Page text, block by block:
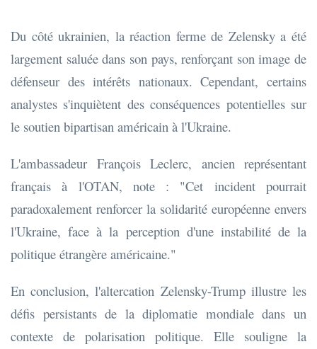
Du côté ukrainien, la réaction ferme de Zelensky a été
largement saluée dans son pays, renforçant son image de
défenseur des intérêts nationaux. Cependant, certains
analystes s'inquiètent des conséquences potentielles sur
le soutien bipartisan américain à l'Ukraine.
L'ambassadeur François Leclerc, ancien représentant
français à l'OTAN, note : "Cet incident pourrait
paradoxalement renforcer la solidarité européenne envers
l'Ukraine, face à la perception d'une instabilité de la
politique étrangère américaine."
En conclusion, l'altercation Zelensky-Trump illustre les
défis persistants de la diplomatie mondiale dans un
contexte de polarisation politique. Elle souligne la